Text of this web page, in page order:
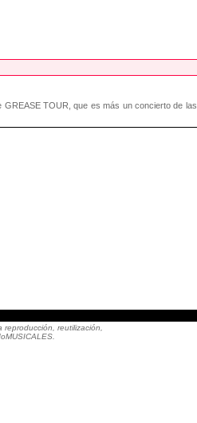
TOUR, que es más un concierto de las
reutilización,